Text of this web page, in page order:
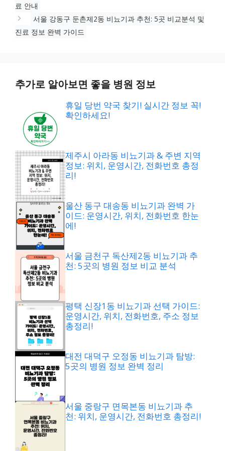
료 안내
서울 강동구 둔촌제2동 비뇨기과 추천: 5곳 비교분석 및
진료 정보 완벽 가이드
추가로 알아보면 좋을 병원 정보
휴일 당번 약국 찾기! 실시간 정보 꼭!
확인하세요!
제주시 아라동 비뇨기과 & 주변 지역
정보: 위치, 운영시간, 전화번호 총정
리!
울산 동구 대송동 비뇨기과 완벽 가
이드: 운영시간, 위치, 전화번호 한눈
에!
서울 금천구 독산제2동 비뇨기과 추
천: 5곳의 병원 정보 비교 분석
평택 신장1동 비뇨기과 선택 가이드:
운영시간, 위치, 전화번호, 주소 정보
총정리!
대전 대덕구 오정동 비뇨기과 탐방:
5곳의 병원 정보 완벽 정리
서울 중랑구 면목본동 비뇨기과 추
천: 위치, 운영시간, 전화번호 총정리!